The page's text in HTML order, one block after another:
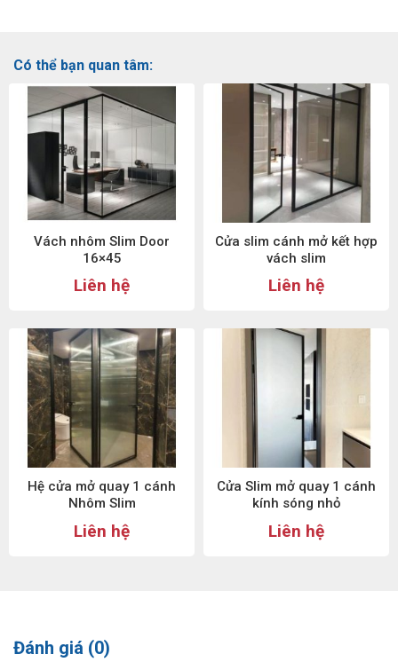
Có thể bạn quan tâm:
Vách nhôm Slim Door
16×45
Liên hệ
Cửa slim cánh mở kết hợp
vách slim
Liên hệ
Hệ cửa mở quay 1 cánh
Nhôm Slim
Liên hệ
Cửa Slim mở quay 1 cánh
kính sóng nhỏ
Liên hệ
Đánh giá (0)